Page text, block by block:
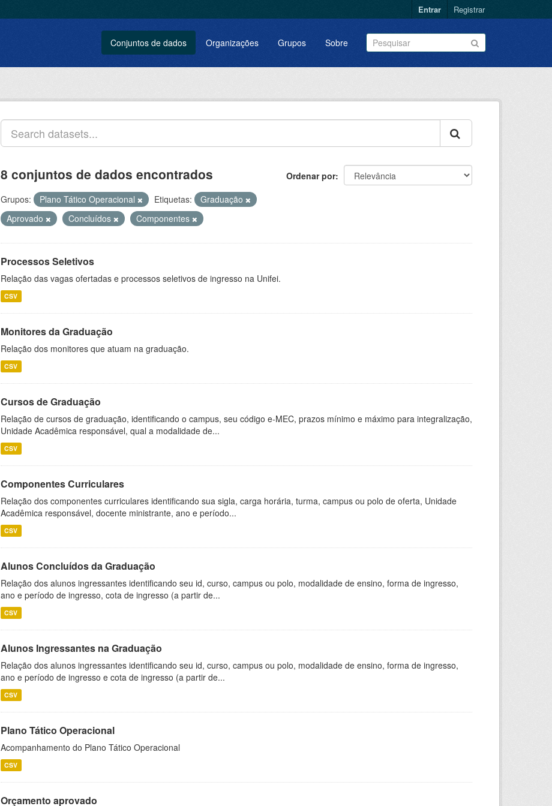
Entrar Registrar
Conjuntos de dados Organizações Grupos Sobre
Ordenar por
8 conjuntos de dados encontrados
Grupos: Plano Tático Operacional Etiquetas:
Graduação
Aprovado
Concluídos Componentes
Processos Seletivos
Relação das vagas ofertadas e processos seletivos de ingresso na Unifei.
CSV
Monitores da Graduação
Relação dos monitores que atuam na graduação.
CSV
Cursos de Graduação
Relação de cursos de graduação, identificando o campus, seu código e-MEC, prazos mínimo e máximo para integralização,
Unidade Acadêmica responsável, qual a modalidade de...
CSV
Componentes Curriculares
Relação dos componentes curriculares identificando sua sigla, carga horária, turma, campus ou polo de oferta, Unidade
Acadêmica responsável, docente ministrante, ano e período...
CSV
Alunos Concluídos da Graduação
Relação dos alunos ingressantes identificando seu id, curso, campus ou polo, modalidade de ensino, forma de ingresso,
ano e período de ingresso, cota de ingresso (a partir de...
CSV
Alunos Ingressantes na Graduação
Relação dos alunos ingressantes identificando seu id, curso, campus ou polo, modalidade de ensino, forma de ingresso,
ano e período de ingresso e cota de ingresso (a partir de...
CSV
Plano Tático Operacional
Acompanhamento do Plano Tático Operacional
CSV
Orçamento aprovado